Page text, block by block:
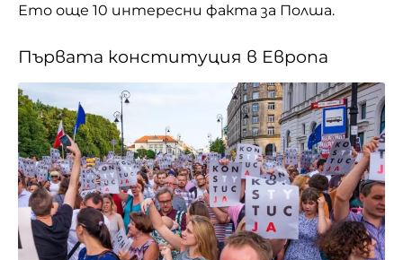
Ето още 10 интересни факта за Полша.
Първата конституция в Европа